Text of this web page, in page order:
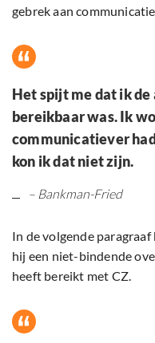
gebrek aan
Het spijt me dat ik
bereikbaar was. Ik
communicatiever
kon ik dat niet zijn.
– Bankman-Fried
In de volgende
hij een niet-bindende
heeft bereikt met CZ.